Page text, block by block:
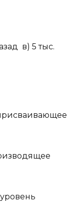
в) 5 тыс.